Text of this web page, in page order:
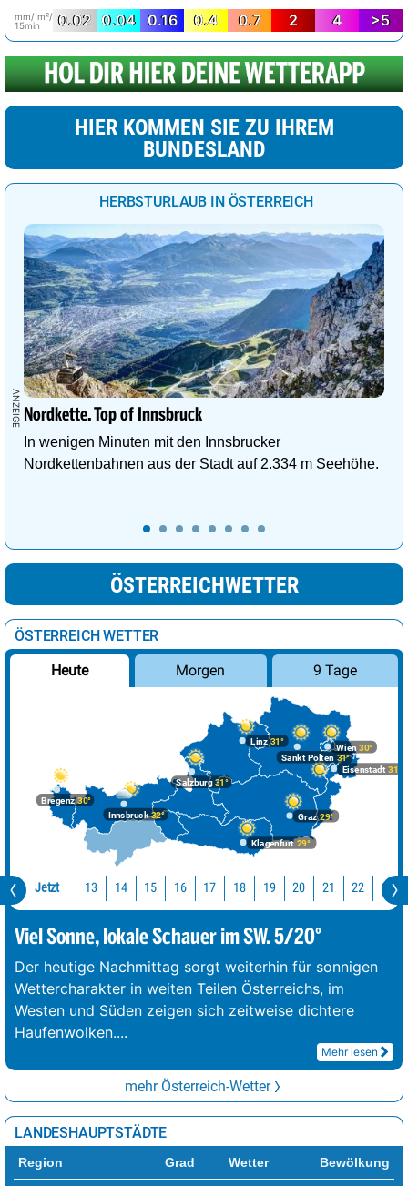
mm/ m²/
15min
0.02 0.04 0.16 0.4 0.7 2 4 >5
HIER KOMMEN SIE ZU IHREM
BUNDESLAND
HERBSTURLAUB IN ÖSTERREICH
Nordkette. Top of Innsbruck
In wenigen Minuten mit den Innsbrucker
Nordkettenbahnen aus der Stadt auf 2.334 m Seehöhe.
ÖSTERREICHWETTER
ÖSTERREICH WETTER
Heute Morgen 9 Tage
Bregenz30°
Graz29°
Innsbruck32°
Klagenfurt 29°
Linz31°
Salzburg31°
Wien 30°
Eisenstadt 31°
Sankt Pölten 31°
Jetzt 13 14 15 16 17 18 19 20 21 22 23
Viel Sonne, lokale Schauer im SW. 5/20°
Der heutige Nachmittag sorgt weiterhin für sonnigen
Wettercharakter in weiten Teilen Österreichs, im
Westen und Süden zeigen sich zeitweise dichtere
Haufenwolken....
Mehr lesen
mehr Österreich-Wetter
LANDESHAUPTSTÄDTE
Region Grad Wetter Bewölkung